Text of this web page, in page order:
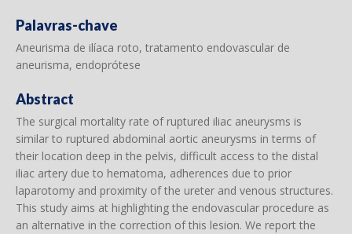
Palavras-chave
Aneurisma de ilíaca roto, tratamento endovascular de
aneurisma, endoprótese
Abstract
The surgical mortality rate of ruptured iliac aneurysms is
similar to ruptured abdominal aortic aneurysms in terms of
their location deep in the pelvis, difficult access to the distal
iliac artery due to hematoma, adherences due to prior
laparotomy and proximity of the ureter and venous structures.
This study aims at highlighting the endovascular procedure as
an alternative in the correction of this lesion. We report the